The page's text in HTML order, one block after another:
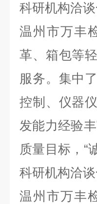
科研机构洽谈
温州市万丰
革、箱包等
服务。集中
控制、仪器
发能力经验
质量目标，“
科研机构洽谈
温州市万丰